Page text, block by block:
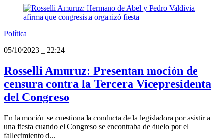
Política
05/10/2023
22:24
Rosselli Amuruz: Presentan moción de
censura contra la Tercera Vicepresidenta
del Congreso
En la moción se cuestiona la conducta de la legisladora por asistir a
una fiesta cuando el Congreso se encontraba de duelo por el
fallecimiento d...